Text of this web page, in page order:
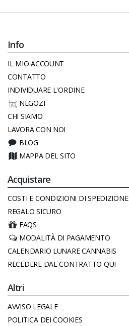
Info
IL MIO ACCOUNT
CONTATTO
INDIVIDUARE L'ORDINE
NEGOZI
CHI SIAMO
LAVORA CON NOI
BLOG
MAPPA DEL SITO
Acquistare
COSTI E CONDIZIONI DI SPEDIZIONE
REGALO SICURO
FAQS
MODALITÀ DI PAGAMENTO
CALENDARIO LUNARE CANNABIS
RECEDERE DAL CONTRATTO QUI
Altri
AVVISO LEGALE
POLITICA DEI COOKIES